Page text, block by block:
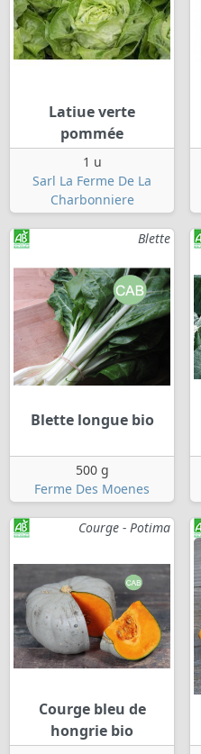
Latiue verte
pommée
1 u
Sarl La Ferme De La
Charbonniere
Blette
Blette longue bio
500 g
Ferme Des Moenes
Courge - Potima
Courge bleu de
hongrie bio